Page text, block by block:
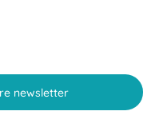
newsletter